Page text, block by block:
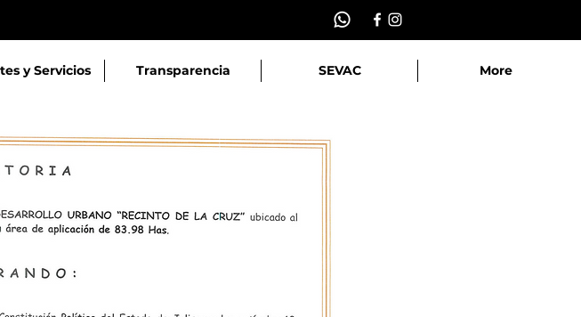
y Servicios Transparencia SEVAC More